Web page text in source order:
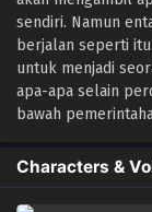
sendiri. Namun
berjalan seperti
untuk menjadi
apa-apa selain
bawah
Characters &